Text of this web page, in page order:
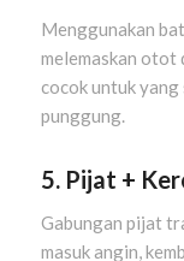
Menggunakan
melemaskan otot
cocok untuk yang
punggung.
5. Pijat +
Gabungan pijat
masuk angin,